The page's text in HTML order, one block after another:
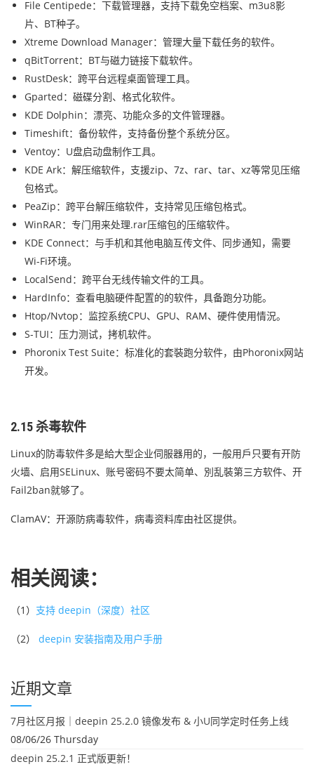
File Centipede：下载管理器，支持下载免空档案、m3u8影
片、BT种子。
Xtreme Download Manager：管理大量下载任务的软件。
qBitTorrent：BT与磁力链接下载软件。
RustDesk：跨平台远程桌面管理工具。
Gparted：磁碟分割、格式化软件。
KDE Dolphin：漂亮、功能众多的文件管理器。
Timeshift：备份软件，支持备份整个系统分区。
Ventoy：U盘启动盘制作工具。
KDE Ark：解压缩软件，支援zip、7z、rar、tar、xz等常见压缩
包格式。
PeaZip：跨平台解压缩软件，支持常见压缩包格式。
WinRAR：专门用来处理.rar压缩包的压缩软件。
KDE Connect：与手机和其他电脑互传文件、同步通知，需要
Wi-Fi环境。
LocalSend：跨平台无线传输文件的工具。
HardInfo：查看电脑硬件配置的的软件，具备跑分功能。
Htop/Nvtop：监控系统CPU、GPU、RAM、硬件使用情況。
S-TUI：压力测试，拷机软件。
Phoronix Test Suite：标准化的套裝跑分软件，由Phoronix网站
开发。
2.15 杀毒软件
Linux的防毒软件多是給大型企业伺服器用的，一般用戶只要有开防
火墙、启用SELinux、账号密码不要太简单、別乱裝第三方软件、开
Fail2ban就够了。
ClamAV：开源防病毒软件，病毒资料库由社区提供。
相关阅读：
（1） 支持 deepin（深度）社区
（2） deepin 安装指南及用户手册
近期文章
7月社区月报｜deepin 25.2.0 镜像发布 & 小U同学定时任务上线
08/06/26 Thursday
deepin 25.2.1 正式版更新！